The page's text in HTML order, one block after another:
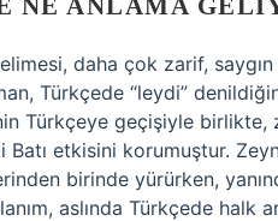
NE ANLAMA
daha çok zarif,
Türkçede “leydi”
Türkçeye geçişiyle
etkisini korumuştur.
birinde yürürken,
aslında Türkçede halk